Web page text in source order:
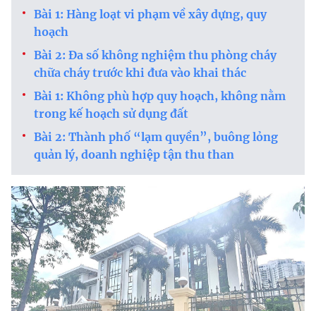
Bài 1: Hàng loạt vi phạm về xây dựng, quy
hoạch
Bài 2: Đa số không nghiệm thu phòng cháy
chữa cháy trước khi đưa vào khai thác
Bài 1: Không phù hợp quy hoạch, không nằm
trong kế hoạch sử dụng đất
Bài 2: Thành phố “lạm quyền”, buông lỏng
quản lý, doanh nghiệp tận thu than